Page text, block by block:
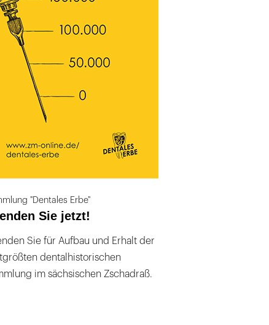
"Dentales Erbe"
Sie jetzt!
Sie für Aufbau und Erhalt der
dentalhistorischen
im sächsischen Zschadraß.